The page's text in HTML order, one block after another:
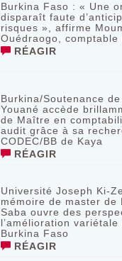
Burkina Faso : « Une
disparaît faute
risques », affirme
Ouédraogo, comptable
RÉAGIR
Burkina/Soutenance
Youané accède
de Maître en
audit grâce à sa
CODEC/BB de Kaya
RÉAGIR
Université Joseph Ki-
mémoire de master de
Saba ouvre des
l’amélioration
Burkina Faso
RÉAGIR